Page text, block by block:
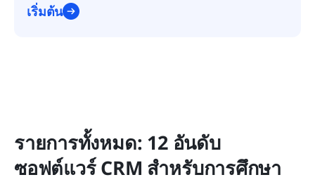
เริ่มต้น
รายการทั้งหมด: 12 อันดับ
ซอฟต์แวร์ CRM สำหรับการศึกษา